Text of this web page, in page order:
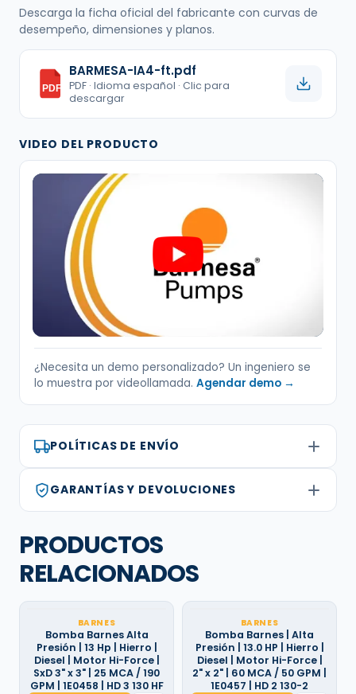
Descarga la ficha oficial del fabricante con curvas de
desempeño, dimensiones y planos.
PDF
BARMESA-IA4-ft.pdf
PDF · Idioma español · Clic para
descargar
VIDEO DEL PRODUCTO
¿Necesita un demo personalizado? Un ingeniero se
lo muestra por videollamada. Agendar demo →
POLÍTICAS DE ENVÍO
GARANTÍAS Y DEVOLUCIONES
PRODUCTOS
RELACIONADOS
BARNES
Bomba Barnes Alta
Presión | 13 Hp | Hierro |
Diesel | Motor Hi-Force |
SxD 3" x 3" | 25 MCA / 190
GPM | 1E0458 | HD 3 130 HF
BARNES
Bomba Barnes | Alta
Presión | 13.0 HP | Hierro |
Diesel | Motor Hi-Force |
2" x 2" | 60 MCA / 50 GPM |
1E0457 | HD 2 130-2